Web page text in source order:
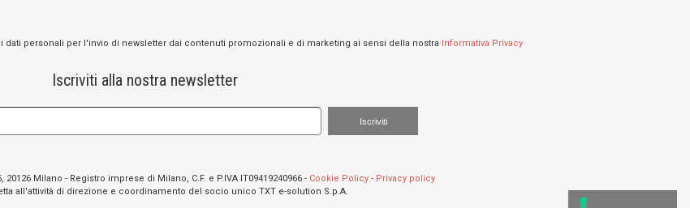
personali per l'invio di newsletter dai contenuti promozionali e di marketing ai sensi della nostra Informativa Privacy
Iscriviti alla nostra newsletter
Iscriviti
Milano - Registro imprese di Milano, C.F. e P.IVA IT09419240966 - Cookie Policy- Privacy policy
all'attività di direzione e coordinamento del socio unico TXT e-solution S.p.A.